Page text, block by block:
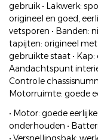
gebruik • Lakwerk:
origineel en goed,
vetsporen • Banden:
tapijten: origineel
gebruikte staat •
Aandachtspunt
Controle
Motorruimte: goede
• Motor: goede
onderhouden •